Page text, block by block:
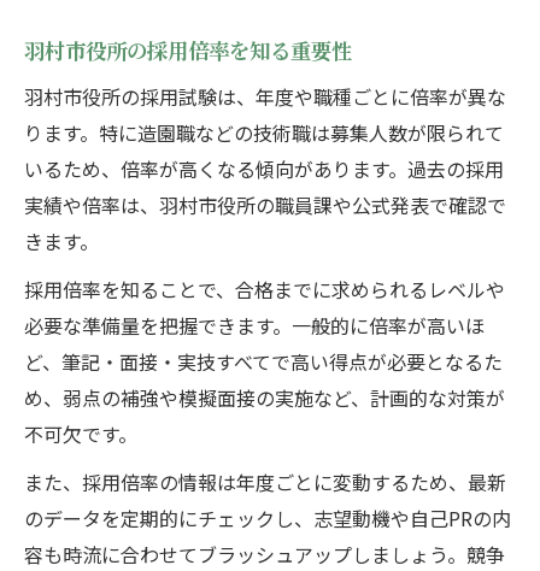
羽村市役所の採用倍率を知る重要性
羽村市役所の採用試験は、年度や職種ごとに倍率が異な
ります。特に造園職などの技術職は募集人数が限られて
いるため、倍率が高くなる傾向があります。過去の採用
実績や倍率は、羽村市役所の職員課や公式発表で確認で
きます。
採用倍率を知ることで、合格までに求められるレベルや
必要な準備量を把握できます。一般的に倍率が高いほ
ど、筆記・面接・実技すべてで高い得点が必要となるた
め、弱点の補強や模擬面接の実施など、計画的な対策が
不可欠です。
また、採用倍率の情報は年度ごとに変動するため、最新
のデータを定期的にチェックし、志望動機や自己PRの内
容も時流に合わせてブラッシュアップしましょう。競争